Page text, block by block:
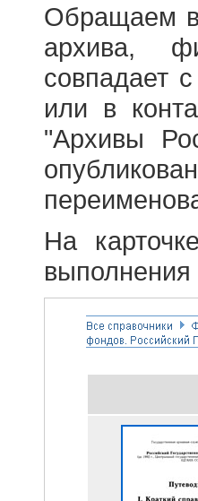
Обращаем
архива,
совпадает
или в
"Архивы
На
выполнения